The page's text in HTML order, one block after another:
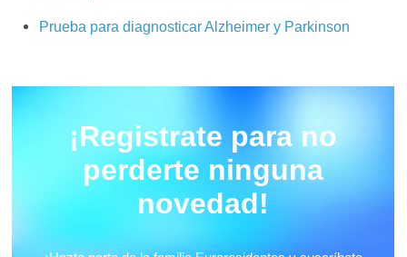
Prueba para diagnosticar Alzheimer y Parkinson